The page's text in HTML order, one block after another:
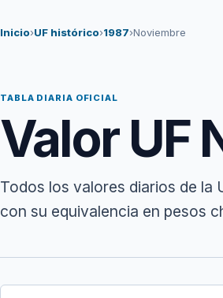
Inicio›UF histórico›1987›Noviembre
TABLA DIARIA OFICIAL
Valor UF
Todos los valores diarios de la
con su equivalencia en pesos